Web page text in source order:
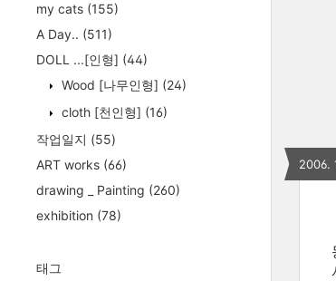
my cats (155)
A Day.. (511)
DOLL ...[인형] (44)
Wood [나무인형] (24)
cloth [천인형] (16)
작업일지 (55)
ART works (66)
drawing _ Painting (260)
exhibition (78)
태그
2006.